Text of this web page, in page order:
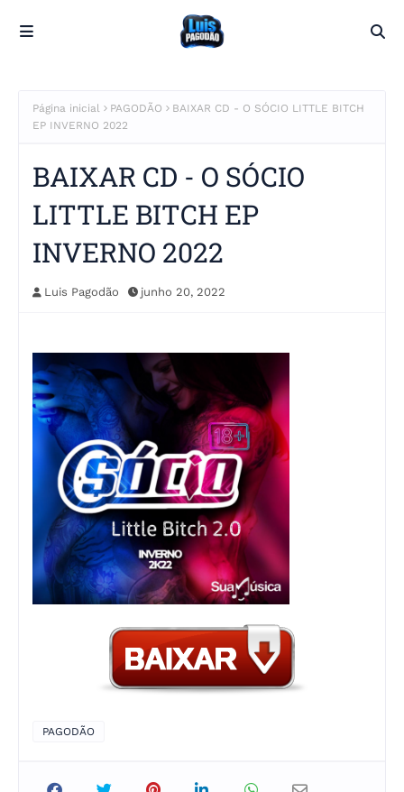
Página inicial PAGODÃO
BAIXAR CD - O SÓCIO LITTLE BITCH
EP INVERNO 2022
BAIXAR CD - O SÓCIO
LITTLE BITCH EP
INVERNO 2022
Luis Pagodão junho 20, 2022
PAGODÃO